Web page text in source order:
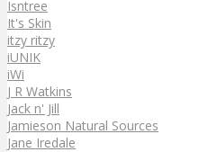
Isntree
It's Skin
itzy ritzy
iUNIK
iWi
J R Watkins
Jack n' Jill
Jamieson Natural Sources
Jane Iredale